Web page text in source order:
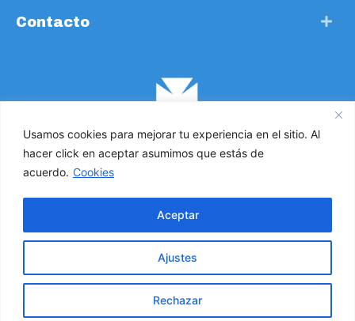
Usamos cookies para mejorar tu experiencia en el sitio. Al
hacer click en aceptar asumimos que estás de
acuerdo. Cookies
Ajustes
Rechazar
Aceptar
Contacto
Cruz de Malta. Todos los derechos reservados 2021 ©
Política de Privacidad
Compromiso con la protección de datos personales